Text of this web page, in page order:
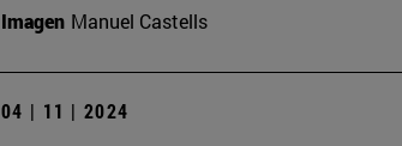
Imagen Manuel Castells
04 | 11 | 2024